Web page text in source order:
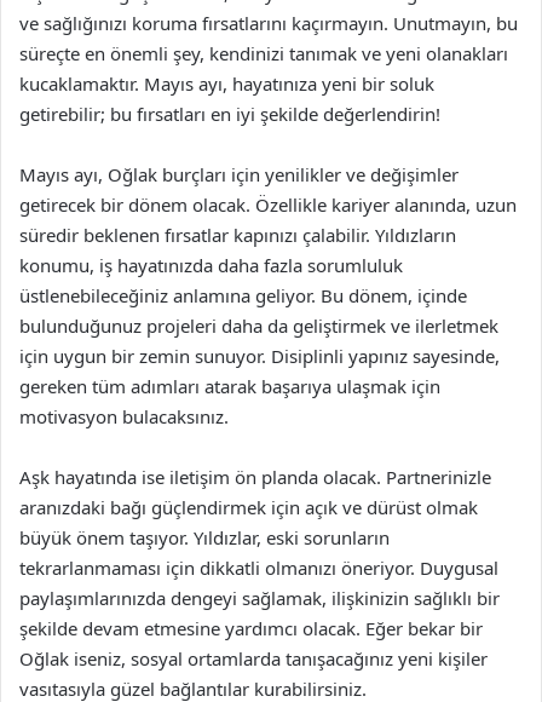
ve sağlığınızı koruma fırsatlarını kaçırmayın. Unutmayın, bu
süreçte en önemli şey, kendinizi tanımak ve yeni olanakları
kucaklamaktır. Mayıs ayı, hayatınıza yeni bir soluk
getirebilir; bu fırsatları en iyi şekilde değerlendirin!
Mayıs ayı, Oğlak burçları için yenilikler ve değişimler
getirecek bir dönem olacak. Özellikle kariyer alanında, uzun
süredir beklenen fırsatlar kapınızı çalabilir. Yıldızların
konumu, iş hayatınızda daha fazla sorumluluk
üstlenebileceğiniz anlamına geliyor. Bu dönem, içinde
bulunduğunuz projeleri daha da geliştirmek ve ilerletmek
için uygun bir zemin sunuyor. Disiplinli yapınız sayesinde,
gereken tüm adımları atarak başarıya ulaşmak için
motivasyon bulacaksınız.
Aşk hayatında ise iletişim ön planda olacak. Partnerinizle
aranızdaki bağı güçlendirmek için açık ve dürüst olmak
büyük önem taşıyor. Yıldızlar, eski sorunların
tekrarlanmaması için dikkatli olmanızı öneriyor. Duygusal
paylaşımlarınızda dengeyi sağlamak, ilişkinizin sağlıklı bir
şekilde devam etmesine yardımcı olacak. Eğer bekar bir
Oğlak iseniz, sosyal ortamlarda tanışacağınız yeni kişiler
vasıtasıyla güzel bağlantılar kurabilirsiniz.